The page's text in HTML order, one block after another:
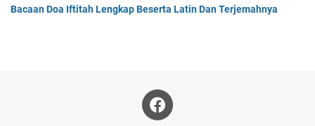
Bacaan Doa Iftitah Lengkap Beserta Latin Dan Terjemahnya